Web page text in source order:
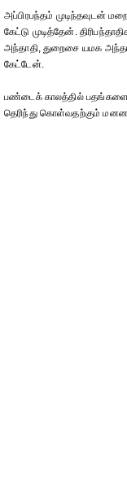
அப்பிரபந்தம் முடிந்தவுடன்
கேட்டு முடித்தேன்.
அந்தாதி, துறைசை யமக
கேட்டேன்.
பண்டைக் காலத்தில்
தெரிந்து கொள்வதற்கும்